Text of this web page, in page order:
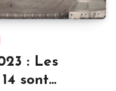
: Les
sont